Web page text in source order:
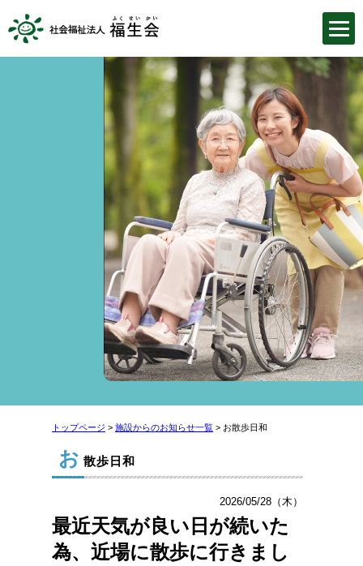
トップページ > 施設からのお知らせ一覧 > お散歩日和
お 散歩日和
2026/05/28（木）
最近天気が良い日が続いた
為、近場に散歩に行きまし